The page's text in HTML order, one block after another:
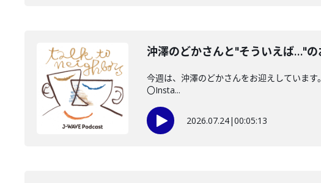
沖澤のどかさんと"そういえば…"の
今週は、沖澤のどかさんをお迎えしていま
〇Insta...
2026.07.24|00:05:13